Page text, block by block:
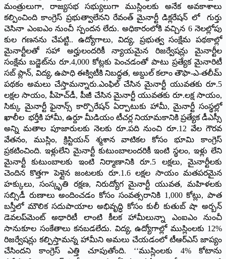
మంత్రులుగా, రాజ్యసభ సభ్యులుగా ముస్లింలకు అనేక అవకాశాలు
కల్పించింది కాంగ్రెస్‌ ప్రభుత్వాలేనని రేవంత్‌ మైనార్టీ డిక్లరేషన్‌ లో గుర్తు
చెసినా ఎంఐఎం నుంచీ స్పందన లేదు. అధికారంలోకి వచ్చిన 6 నెలల్లోపు
కుల గణనను చేపట్టి.. ఉద్యోగాలు, విద్య, ప్రభుత్వ సంక్షేమ పథకాల్లో
మైనార్టీలతో సహా అర్హులందరికీ న్యాయమైన రిజర్వేషన్లు మైనార్టీల
సంక్షేమ బడ్జెట్‌ను రూ.4,000 కోట్లకు పెంచడంతో పాటు ప్రత్యేక మైనారిటీ
సబ్‌ ప్లాన్‌, విద్య, ఉపాధి ఈక్విటీకి నిబద్ధత, అబ్దుల్‌ కలాం తౌఫా-ఎ-తలీమ్‌
పథకం అమలు చేస్తామన్నారు.ఎంఫిల్‌ చేసిన మైనార్టీ యువతకు రూ.5
లక్షల సాయం, పీహెచ్‌డీ, పీజీ చేసిన మైనార్టీ యువతకు రూ.లక్ష సాయం,
సిక్కు మైనార్టీ ఫైనాన్స్‌ కార్పొరేషన్‌ ఏర్పాటుకు హామీ, మైనార్టీ సంస్థల్లో
ఖాలీల భర్తీకి హామీ, ఉర్దూ మీడియం టీచర్ల నియామకానికి ప్రత్యేక డీఎస్సీ
అన్ని మతాల పూజారులకు నెలకు రూ.పది నుంచి రూ.12 వేల గౌరవ
వేతనం, ముస్లిం, క్రిస్టియన్‌ శ్మశాన వాటికల కోసం భూమి కాంగ్రెస్‌
ప్రకటించింది. ఇళ్లులేని మైనార్టీ కుటుంబాలందరికీ ఇంటి స్థలం, ఇళ్లు లేని
మైనార్టీ కుటుంబాలకు ఇంటి నిర్మాణానికి రూ.5 లక్షలు, మైనార్టీలకు
చెందిన కొత్తగా పెళ్లైన జంటలకు రూ.1.6 లక్షల సాయం మతపరమైన
హక్కులు, సంస్కృతి రక్షణ, నిరుద్యోగ మైనార్టీ యువత, మహిళలకు
సబ్సిడీ రుణాలు అందించడం కోసం సంవత్సరానికి 1,000 కోట్లు, పాత
బస్తీలో మౌలిక సదుపాయాల అభివృద్ధి కోసం కులీ కుతుబ్‌ షా అర్బన్‌
డెవలప్‌మెంట్‌ అథారిటీ లాంటి కీలక హామీలున్నా ఎంఐఎం నుంచీ
సానుకూల సంకేతాలు కనబడలేదు. విద్య, ఉద్యోగాల్లో ముస్లింలకు 12%
రిజర్వేషన్లు కల్పిస్తామన్న హామీని అమలు చేయడంలో టీఆర్‌ఎస్‌ జాప్యం
చేసిందని కాంగ్రెస్‌ ఎత్తి చూపుతోంది. ‘‘ముస్లింలకు 4% కోటాను